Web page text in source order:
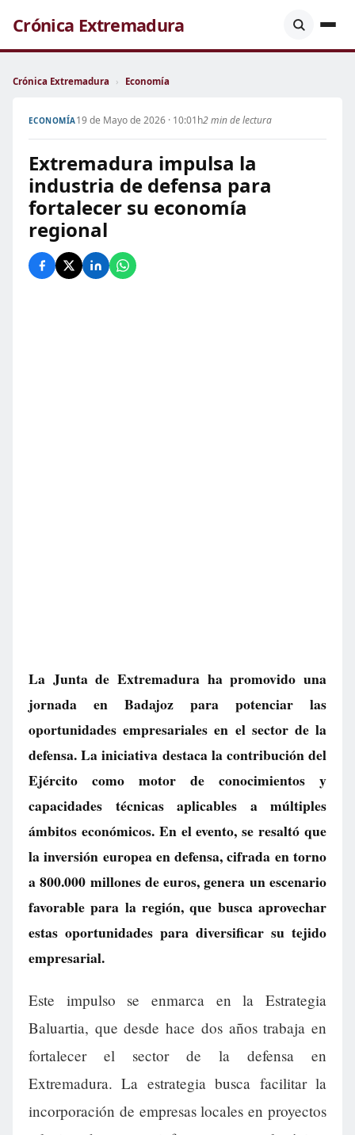
Crónica Extremadura
Crónica Extremadura › Economía
ECONOMÍA19 de Mayo de 2026 · 10:01h2 min de lectura
Extremadura impulsa la
industria de defensa para
fortalecer su economía
regional
La Junta de Extremadura ha promovido una
jornada en Badajoz para potenciar las
oportunidades empresariales en el sector de la
defensa. La iniciativa destaca la contribución del
Ejército como motor de conocimientos y
capacidades técnicas aplicables a múltiples
ámbitos económicos. En el evento, se resaltó que
la inversión europea en defensa, cifrada en torno
a 800.000 millones de euros, genera un escenario
favorable para la región, que busca aprovechar
estas oportunidades para diversificar su tejido
empresarial.
Este impulso se enmarca en la Estrategia
Baluartia, que desde hace dos años trabaja en
fortalecer el sector de la defensa en
Extremadura. La estrategia busca facilitar la
incorporación de empresas locales en proyectos